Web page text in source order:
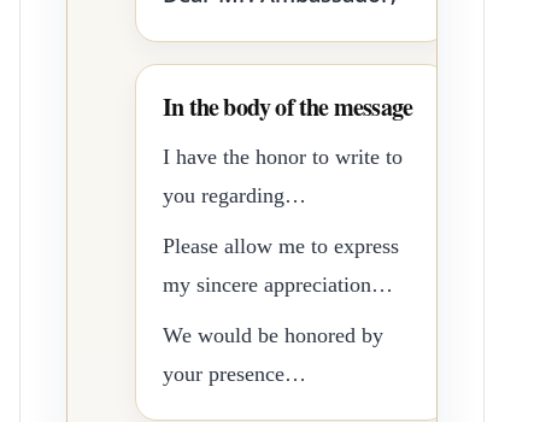
In the body of the message
I have the honor to write to
you regarding…
Please allow me to express
my sincere appreciation…
We would be honored by
your presence…